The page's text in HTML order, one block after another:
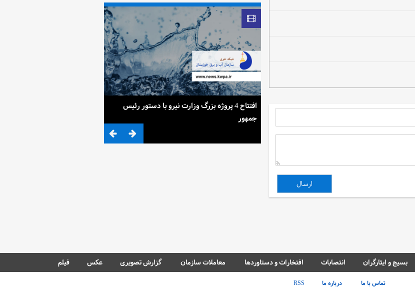
افتتاح 4 پروژه بزرگ وزارت نیرو با دستور رئیس
جمهور
استمرار روشنایی خانه‌ها در گرمای تابستان
بسیج و ایثارگران انتصابات افتخارات و دستاوردها معاملات سازمان گزارش تصویری عکس فیلم
تماس با ما درباره ما RSS